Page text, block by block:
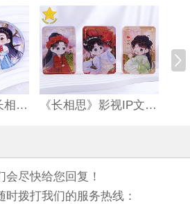
影视IP衍生品《长相思》双闪吧唧 《长相思》影视IP文创亚克力流沙麻将
尽快给您回复！
拨打我们的服务热线：